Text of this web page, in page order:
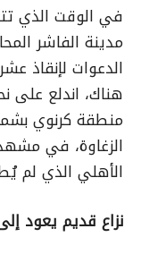
في الوقت الذي
مدينة الفاشر
الدعوات لإنقاذ
هناك، اندلع
منطقة كرنوي
الزغاوة، في
الأهلي الذي لم
نزاع قديم يعود